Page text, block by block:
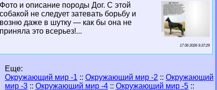
Фото и описание породы Дог. С этой
собакой не следует затевать борьбу и
возню даже в шутку — как бы она не
приняла это всерьез!...
17 06 2026 9:37:29
Еще:
Окружающий мир -1 :: Окружающий мир -2 :: Окружающий
мир -3 :: Окружающий мир -4 :: Окружающий мир -5 ::